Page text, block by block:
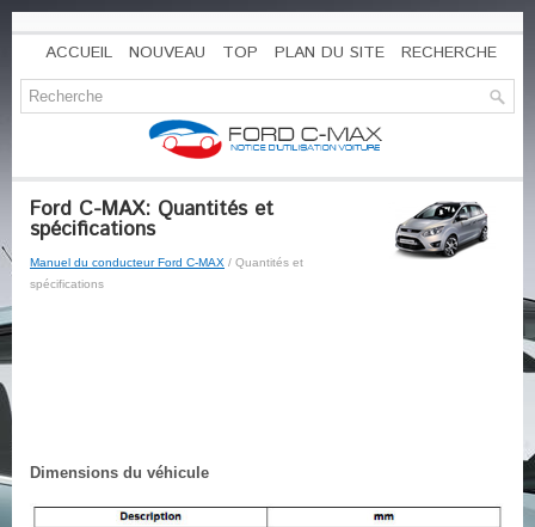
ACCUEIL NOUVEAU TOP PLAN DU SITE RECHERCHE
Ford C-MAX: Quantités et
spécifications
Manuel du conducteur Ford C-MAX / Quantités et
spécifications
Dimensions du véhicule